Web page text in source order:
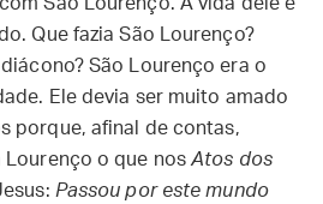
Que fazia São Lourenço?
São Lourenço era o
Ele devia ser muito amado
porque, afinal de contas,
Lourenço o que nosAtos dos
Passou por este mundo